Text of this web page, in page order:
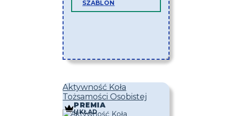
SZABLON
Aktywność Koła
Tożsamości Osobistej
PREMIA
UKŁAD